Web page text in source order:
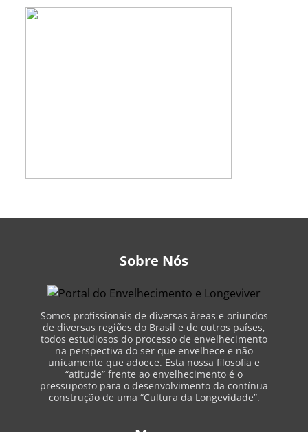
Sobre Nós
Somos profissionais de diversas áreas e oriundos
de diversas regiões do Brasil e de outros países,
todos estudiosos do processo de envelhecimento
na perspectiva do ser que envelhece e não
unicamente que adoece. Esta nossa filosofia e
“atitude” frente ao envelhecimento é o
pressuposto para o desenvolvimento da contínua
construção de uma “Cultura da Longevidade”.